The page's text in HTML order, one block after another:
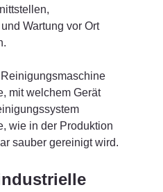
Wartung vor Ort
mit welchem Gerät
wie in der Produktion
sauber gereinigt wird.